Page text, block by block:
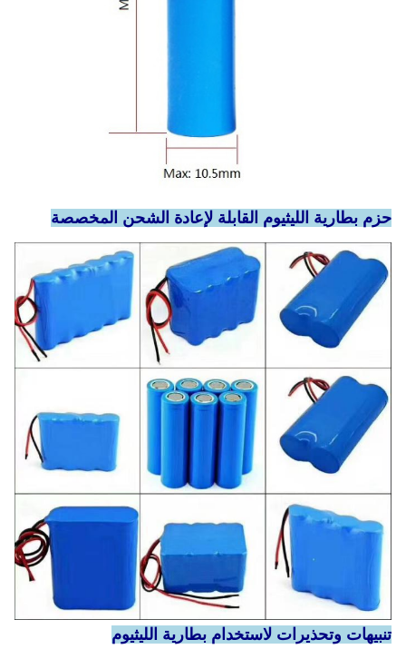
حزم بطارية الليثيوم القابلة لإعادة الشحن المخصصة
تنبيهات وتحذيرات لاستخدام بطارية الليثيوم